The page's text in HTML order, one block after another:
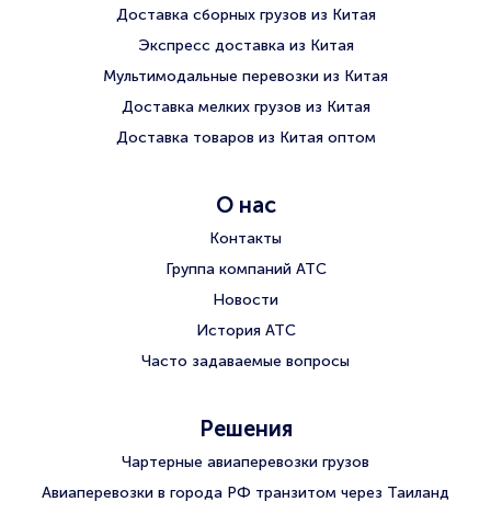
Доставка сборных грузов из Китая
Экспресс доставка из Китая
Мультимодальные перевозки из Китая
Доставка мелких грузов из Китая
Доставка товаров из Китая оптом
О нас
Контакты
Группа компаний АТС
Новости
История АТС
Часто задаваемые вопросы
Решения
Чартерные авиаперевозки грузов
Авиаперевозки в города РФ транзитом через Таиланд